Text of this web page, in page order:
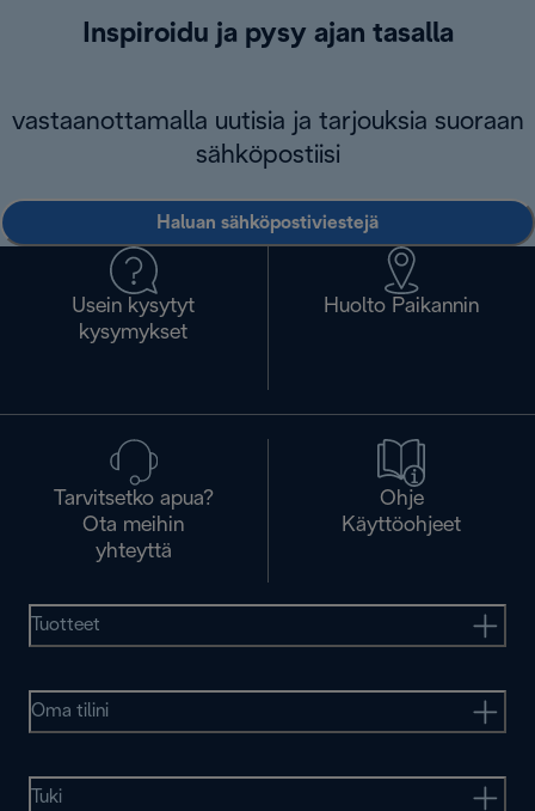
Inspiroidu ja pysy ajan tasalla
vastaanottamalla uutisia ja tarjouksia suoraan
sähköpostiisi
Haluan sähköpostiviestejä
Usein kysytyt
kysymykset
Huolto Paikannin
Tarvitsetko apua?
Ota meihin
yhteyttä
Ohje
Käyttöohjeet
Tuotteet
Oma tilini
Tuki